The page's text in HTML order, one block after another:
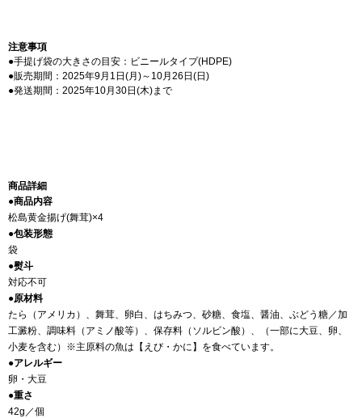
注意事項
●手提げ袋の大きさの目安：ビニールタイプ(HDPE)
●販売期間：2025年9月1日(月)～10月26日(日)
●発送期間：2025年10月30日(木)まで
商品詳細
●商品内容
松島黄金揚げ(舞茸)×4
●包装形態
袋
●熨斗
対応不可
●原材料
たら（アメリカ）、舞茸、卵白、はちみつ、砂糖、食塩、醤油、ぶどう糖／加
工澱粉、調味料（アミノ酸等）、保存料（ソルビン酸）、（一部に大豆、卵、
小麦を含む）※主原料の魚は【えび・かに】を食べています。
●アレルギー
卵・大豆
●重さ
42g／個